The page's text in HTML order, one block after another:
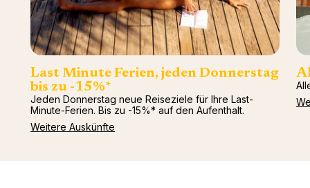
Last Minute Ferien, jeden Donnerstag
bis zu -15%*
Jeden Donnerstag neue Reiseziele für Ihre Last-
Minute-Ferien. Bis zu -15%* auf den Aufenthalt.
Weitere Auskünfte